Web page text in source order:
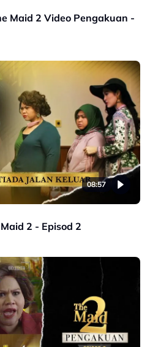
Maid 2 Video Pengakuan -
08:57
2 - Episod 2